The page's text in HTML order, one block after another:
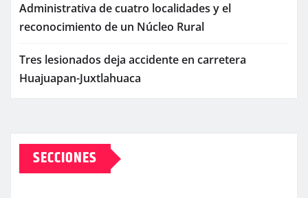
Administrativa de cuatro localidades y el
reconocimiento de un Núcleo Rural
Tres lesionados deja accidente en carretera
Huajuapan-Juxtlahuaca
SECCIONES